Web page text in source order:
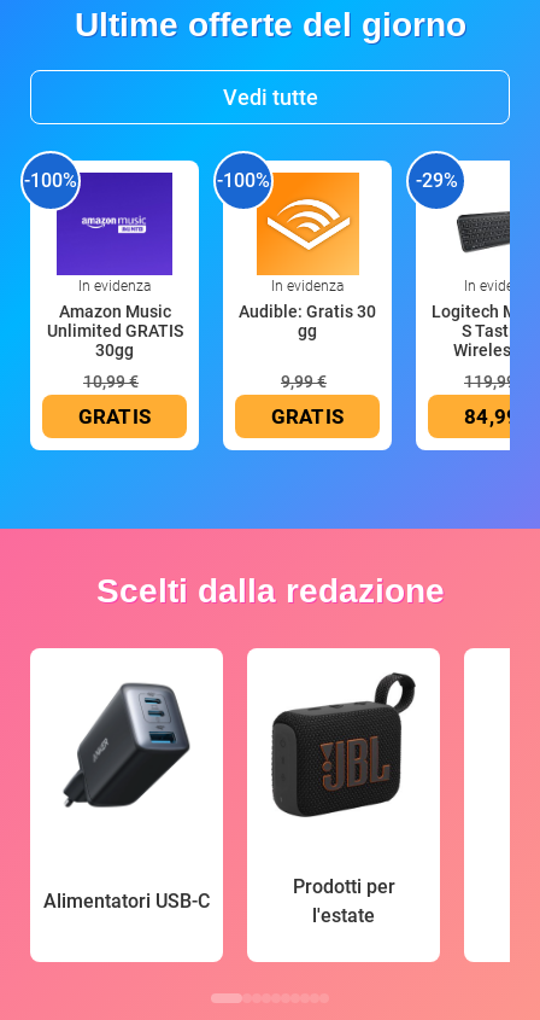
Ultime offerte del giorno
Vedi tutte
-100%
In evidenza
Amazon Music
Unlimited GRATIS
30gg
10,99 €
GRATIS
-100%
In evidenza
Audible: Gratis 30
gg
9,99 €
GRATIS
-29%
In evidenza
Logitech MX
S Tastiera
Wireless
119,99 €
84,99 €
Scelti dalla redazione
Alimentatori USB-C
Prodotti per
l'estate